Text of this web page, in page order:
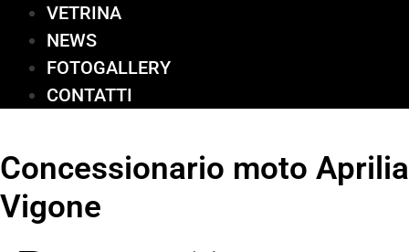
VETRINA
NEWS
FOTOGALLERY
CONTATTI
Concessionario moto Aprilia
Vigone